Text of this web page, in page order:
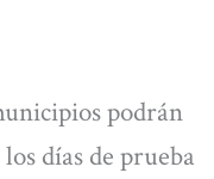
podrán
días de prueba